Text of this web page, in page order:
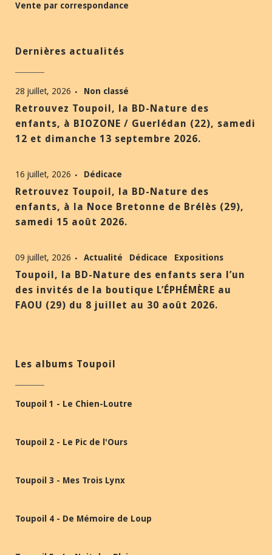
Vente par correspondance
Dernières actualités
28 juillet, 2026 Non classé
Retrouvez Toupoil, la BD-Nature des
enfants, à BIOZONE / Guerlédan (22), samedi
12 et dimanche 13 septembre 2026.
16 juillet, 2026 Dédicace
Retrouvez Toupoil, la BD-Nature des
enfants, à la Noce Bretonne de Brélès (29),
samedi 15 août 2026.
09 juillet, 2026 Actualité Dédicace Expositions
Toupoil, la BD-Nature des enfants sera l’un
des invités de la boutique L’ÉPHÉMÈRE au
FAOU (29) du 8 juillet au 30 août 2026.
Les albums Toupoil
Toupoil 1 - Le Chien-Loutre
Toupoil 2 - Le Pic de l'Ours
Toupoil 3 - Mes Trois Lynx
Toupoil 4 - De Mémoire de Loup